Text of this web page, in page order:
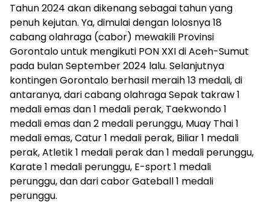
Tahun 2024 akan dikenang sebagai tahun yang
penuh kejutan. Ya, dimulai dengan lolosnya 18
cabang olahraga (cabor) mewakili Provinsi
Gorontalo untuk mengikuti PON XXI di Aceh-Sumut
pada bulan September 2024 lalu. Selanjutnya
kontingen Gorontalo berhasil meraih 13 medali, di
antaranya, dari cabang olahraga Sepak takraw 1
medali emas dan 1 medali perak, Taekwondo 1
medali emas dan 2 medali perunggu, Muay Thai 1
medali emas, Catur 1 medali perak, Biliar 1 medali
perak, Atletik 1 medali perak dan 1 medali perunggu,
Karate 1 medali perunggu, E-sport 1 medali
perunggu, dan dari cabor Gateball 1 medali
perunggu.